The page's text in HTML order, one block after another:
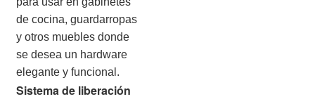
de cocina, guardarropas
y otros muebles donde
se desea un hardware
elegante y funcional.
Sistema de liberación